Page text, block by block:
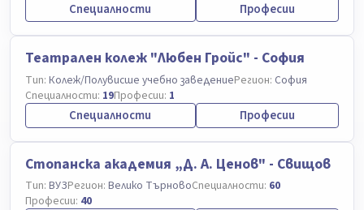
Специалности Професии
Театрален колеж "Любен Гройс" - София
Тип: Колеж/Полувисше учебно заведениеРегион: София
Специалности: 19Професии: 1
Специалности Професии
Стопанска академия „Д. А. Ценов" - Свищов
Тип: ВУЗРегион: Велико ТърновоСпециалности: 60
Професии: 40